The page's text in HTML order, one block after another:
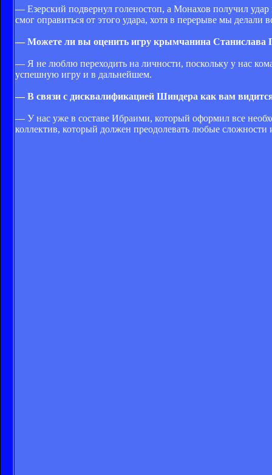
— Езерский подвернул голеностоп, а Монахов получил удар
смог оправиться от этого удара, хотя в перерыве мы делали
— Можете ли вы оценить игру крымчанина Станислава
— Я не люблю переходить на личности, поскольку у нас
успешную игру и в дальнейшем.
— В связи с дисквалификацией Шиндера как вам
— У нас уже в составе Ибраими, который оформил все
коллектив, который должен преодолевать любые сложности